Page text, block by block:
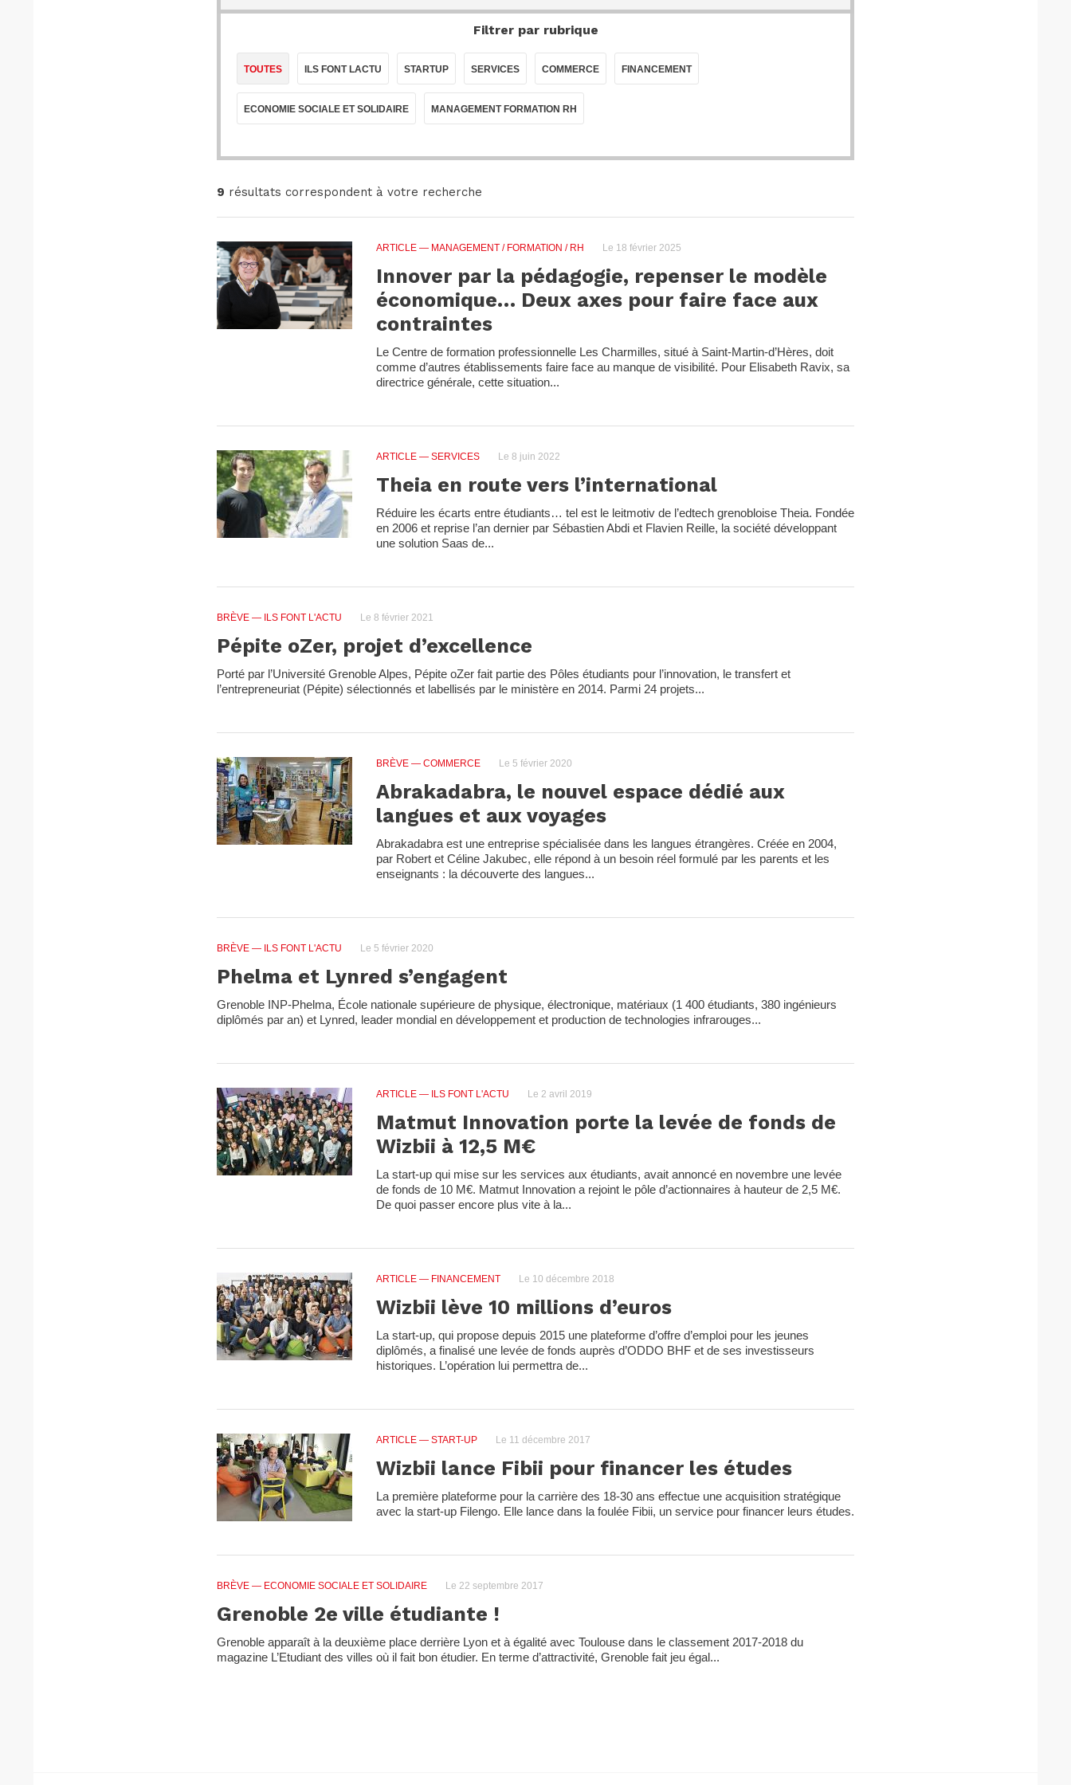
Filtrer par rubrique
TOUTES ILS FONT LACTU STARTUP SERVICES COMMERCE FINANCEMENT
ECONOMIE SOCIALE ET SOLIDAIRE MANAGEMENT FORMATION RH
9 résultats correspondent à votre recherche
ARTICLE — MANAGEMENT / FORMATION / RH Le 18 février 2025
Innover par la pédagogie, repenser le modèle
économique… Deux axes pour faire face aux
contraintes
Le Centre de formation professionnelle Les Charmilles, situé à Saint-Martin-d’Hères, doit
comme d’autres établissements faire face au manque de visibilité. Pour Elisabeth Ravix, sa
directrice générale, cette situation...
ARTICLE — SERVICES Le 8 juin 2022
Theia en route vers l’international
Réduire les écarts entre étudiants… tel est le leitmotiv de l’edtech grenobloise Theia. Fondée
en 2006 et reprise l’an dernier par Sébastien Abdi et Flavien Reille, la société développant
une solution Saas de...
BRÈVE — ILS FONT L'ACTU Le 8 février 2021
Pépite oZer, projet d’excellence
Porté par l’Université Grenoble Alpes, Pépite oZer fait partie des Pôles étudiants pour l’innovation, le transfert et
l’entrepreneuriat (Pépite) sélectionnés et labellisés par le ministère en 2014. Parmi 24 projets...
BRÈVE — COMMERCE Le 5 février 2020
Abrakadabra, le nouvel espace dédié aux
langues et aux voyages
Abrakadabra est une entreprise spécialisée dans les langues étrangères. Créée en 2004,
par Robert et Céline Jakubec, elle répond à un besoin réel formulé par les parents et les
enseignants : la découverte des langues...
BRÈVE — ILS FONT L'ACTU Le 5 février 2020
Phelma et Lynred s’engagent
Grenoble INP-Phelma, École nationale supérieure de physique, électronique, matériaux (1 400 étudiants, 380 ingénieurs
diplômés par an) et Lynred, leader mondial en développement et production de technologies infrarouges...
ARTICLE — ILS FONT L'ACTU Le 2 avril 2019
Matmut Innovation porte la levée de fonds de
Wizbii à 12,5 M€
La start-up qui mise sur les services aux étudiants, avait annoncé en novembre une levée
de fonds de 10 M€. Matmut Innovation a rejoint le pôle d’actionnaires à hauteur de 2,5 M€.
De quoi passer encore plus vite à la...
ARTICLE — FINANCEMENT Le 10 décembre 2018
Wizbii lève 10 millions d’euros
La start-up, qui propose depuis 2015 une plateforme d’offre d’emploi pour les jeunes
diplômés, a finalisé une levée de fonds auprès d’ODDO BHF et de ses investisseurs
historiques. L’opération lui permettra de...
ARTICLE — START-UP Le 11 décembre 2017
Wizbii lance Fibii pour financer les études
La première plateforme pour la carrière des 18-30 ans effectue une acquisition stratégique
avec la start-up Filengo. Elle lance dans la foulée Fibii, un service pour financer leurs études.
BRÈVE — ECONOMIE SOCIALE ET SOLIDAIRE Le 22 septembre 2017
Grenoble 2e ville étudiante !
Grenoble apparaît à la deuxième place derrière Lyon et à égalité avec Toulouse dans le classement 2017-2018 du
magazine L’Etudiant des villes où il fait bon étudier. En terme d’attractivité, Grenoble fait jeu égal...